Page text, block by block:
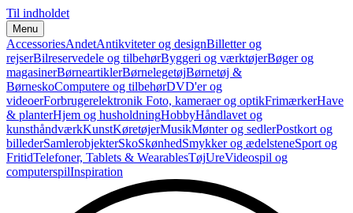
Til indholdet
Menu
AccessoriesAndetAntikviteter og designBilletter og
rejserBilreservedele og tilbehørByggeri og værktøjerBøger og
magasinerBørneartiklerBørnelegetøjBørnetøj &
BørneskoComputere og tilbehørDVD'er og
videoerForbrugerelektronik Foto, kameraer og optikFrimærkerHave
& planterHjem og husholdningHobbyHåndlavet og
kunsthåndværkKunstKøretøjerMusikMønter og sedlerPostkort og
billederSamlerobjekterSkoSkønhedSmykker og ædelsteneSport og
FritidTelefoner, Tablets & WearablesTøjUreVideospil og
computerspilInspiration